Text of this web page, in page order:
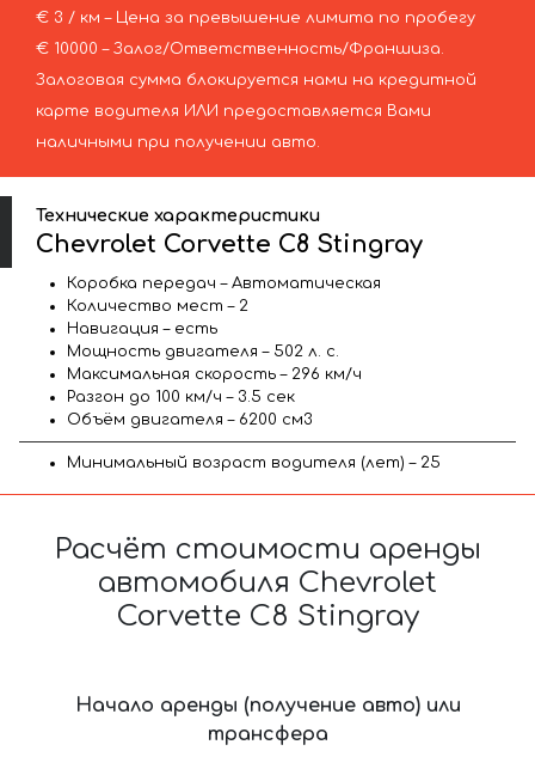
€ 3 / км – Цена за превышение лимита по пробегу
€ 10000 – Залог/Ответственность/Франшиза.
Залоговая сумма блокируется нами на кредитной
карте водителя ИЛИ предоставляется Вами
наличными при получении авто.
Технические характеристики
Chevrolet Corvette C8 Stingray
Коробка передач – Автоматическая
Количество мест – 2
Навигация – есть
Мощность двигателя – 502 л. с.
Максимальная скорость – 296 км/ч
Разгон до 100 км/ч – 3.5 сек
Объём двигателя – 6200 см3
Минимальный возраст водителя (лет) – 25
Расчёт стоимости аренды
автомобиля Chevrolet
Corvette C8 Stingray
Начало аренды (получение авто) или
трансфера